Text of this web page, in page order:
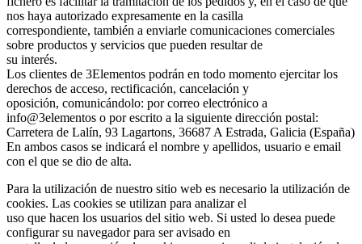
nos haya autorizado expresamente en la casilla
correspondiente, también a enviarle comunicaciones comerciales
sobre productos y servicios que pueden resultar de
su interés.
Los clientes de 3Elementos podrán en todo momento ejercitar los
derechos de acceso, rectificación, cancelación y
oposición, comunicándolo: por correo electrónico a
info@3elementos o por escrito a la siguiente dirección postal:
Carretera de Lalín, 93 Lagartons, 36687 A Estrada, Galicia (España)
En ambos casos se indicará el nombre y apellidos, usuario e email
con el que se dio de alta.
Para la utilización de nuestro sitio web es necesario la utilización de
cookies. Las cookies se utilizan para analizar el
uso que hacen los usuarios del sitio web. Si usted lo desea puede
configurar su navegador para ser avisado en